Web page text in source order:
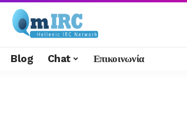
Blog Chat Επικοινωνία